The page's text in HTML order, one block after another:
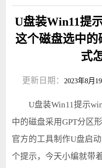
U盘装Win11提
这个磁盘选中
式
更新日期： 2023年8月
U盘装Win11提示
中的磁盘采用GPT分区
官方的工具制作U盘启
个提示，今天小编就带